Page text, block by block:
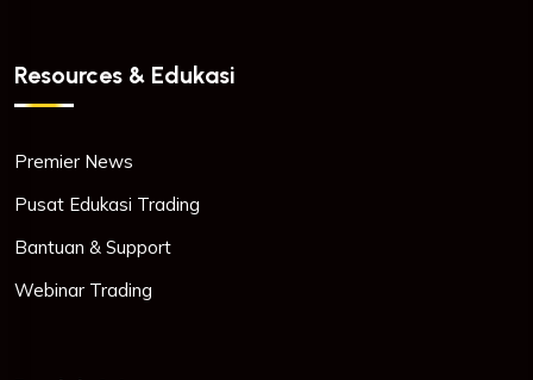
Resources & Edukasi
Premier News
Pusat Edukasi Trading
Bantuan & Support
Webinar Trading